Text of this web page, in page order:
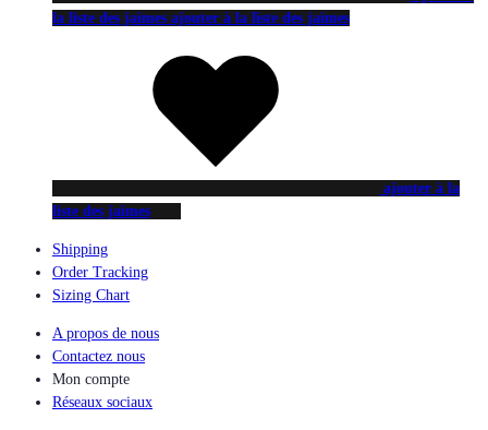
la liste des jaimes ajouter à la liste des jaimes
ajouter à la
liste des jaimes
Shipping
Order Tracking
Sizing Chart
A propos de nous
Contactez nous
Mon compte
Réseaux sociaux